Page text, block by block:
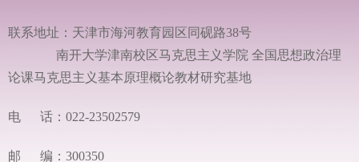
联系地址：天津市海河教育园区同砚路38号
南开大学津南校区马克思主义学院 全国思想政治理
论课马克思主义基本原理概论教材研究基地
电 话：022-23502579
邮 编：300350